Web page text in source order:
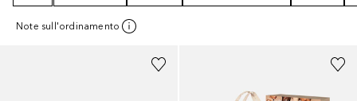
Note sull'ordinamento